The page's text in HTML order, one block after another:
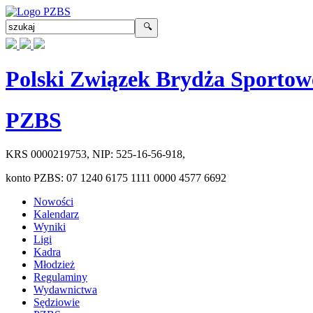
Polski Związek Brydża
PZBS
KRS 0000219753, NIP: 525-16-56-918,
konto PZBS: 07 1240 6175 1111 0000 4577 6692
Nowości
Kalendarz
Wyniki
Ligi
Kadra
Młodzież
Regulaminy
Wydawnictwa
Sędziowie